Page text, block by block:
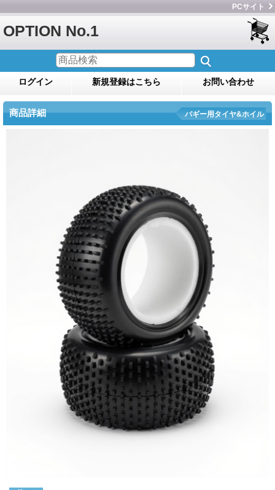
PCサイト
OPTION No.1
ログイン 新規登録はこちら お問い合わせ
商品詳細 バギー用タイヤ&ホイル